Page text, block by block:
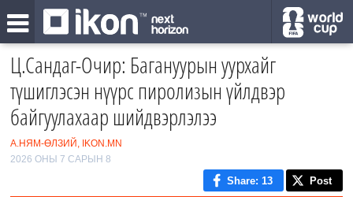
Ц.Сандаг-Очир: Багануурын уурхайг
түшиглэсэн нүүрс пиролизын үйлдвэр
байгуулахаар шийдвэрлэлээ
А.НЯМ-ӨЛЗИЙ, IKON.MN
2026 ОНЫ 7 САРЫН 8
Share: 13 Post